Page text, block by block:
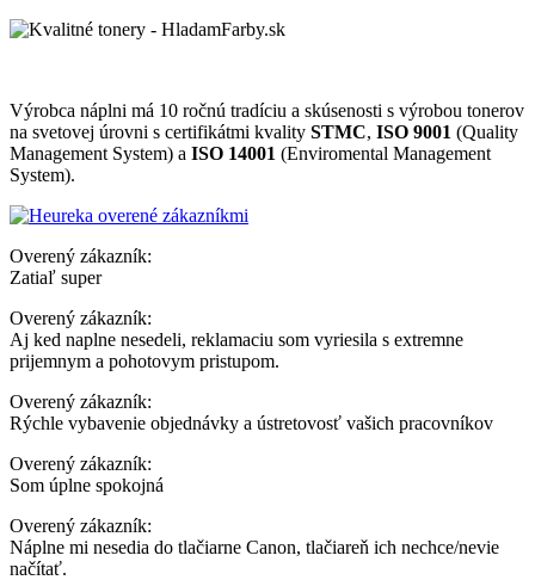
Výrobca náplni má 10 ročnú tradíciu a skúsenosti s výrobou tonerov
na svetovej úrovni s certifikátmi kvality STMC, ISO 9001 (Quality
Management System) a ISO 14001 (Enviromental Management
System).
Overený zákazník:
Zatiaľ super
Overený zákazník:
Aj ked naplne nesedeli, reklamaciu som vyriesila s extremne
prijemnym a pohotovym pristupom.
Overený zákazník:
Rýchle vybavenie objednávky a ústretovosť vašich pracovníkov
Overený zákazník:
Som úplne spokojná
Overený zákazník:
Náplne mi nesedia do tlačiarne Canon, tlačiareň ich nechce/nevie
načítať.